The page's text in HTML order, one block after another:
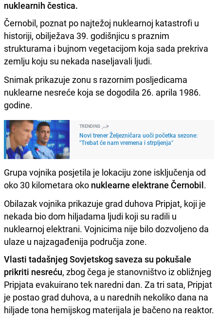
nuklearnih čestica.
Černobil, poznat po najtežoj nuklearnoj katastrofi u
historiji, obilježava 39. godišnjicu s praznim
strukturama i bujnom vegetacijom koja sada prekriva
zemlju koju su nekada naseljavali ljudi.
Snimak prikazuje zonu s razornim posljedicama
nuklearne nesreće koja se dogodila 26. aprila 1986.
godine.
TRENDING
Novi trener Željezničara uoči početka sezone:
"Trebat će nam vremena i strpljenja"
Grupa vojnika posjetila je lokaciju zone isključenja od
oko 30 kilometara oko nuklearne elektrane Černobil.
Obilazak vojnika prikazuje grad duhova Pripjat, koji je
nekada bio dom hiljadama ljudi koji su radili u
nuklearnoj elektrani. Vojnicima nije bilo dozvoljeno da
ulaze u najzagađenija područja zone.
Vlasti tadašnjeg Sovjetskog saveza su pokušale
prikriti nesreću, zbog čega je stanovništvo iz obližnjeg
Pripjata evakuirano tek naredni dan. Za tri sata, Pripjat
je postao grad duhova, a u narednih nekoliko dana na
hiljade tona hemijskog materijala je bačeno na reaktor.